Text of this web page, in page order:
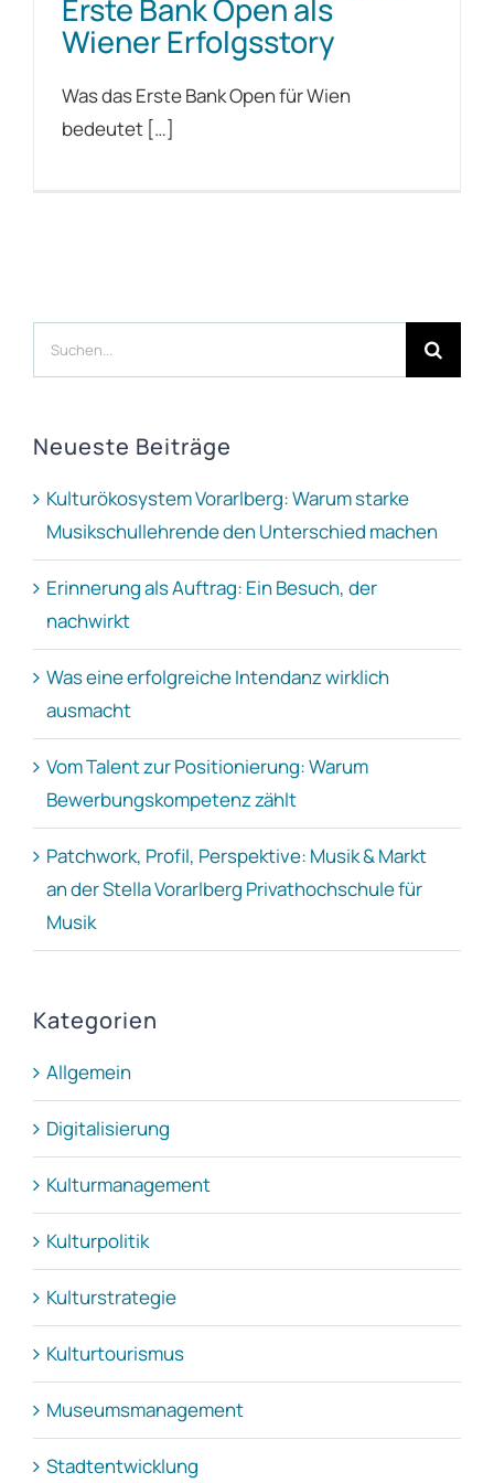
Erste Bank Open als
Wiener Erfolgsstory
Was das Erste Bank Open für Wien
bedeutet […]
nach:
Neueste Beiträge
Kulturökosystem Vorarlberg: Warum starke
Musikschullehrende den Unterschied machen
Erinnerung als Auftrag: Ein Besuch, der
nachwirkt
Was eine erfolgreiche Intendanz wirklich
ausmacht
Vom Talent zur Positionierung: Warum
Bewerbungskompetenz zählt
Patchwork, Profil, Perspektive: Musik & Markt
an der Stella Vorarlberg Privathochschule für
Musik
Kategorien
Allgemein
Digitalisierung
Kulturmanagement
Kulturpolitik
Kulturstrategie
Kulturtourismus
Museumsmanagement
Stadtentwicklung